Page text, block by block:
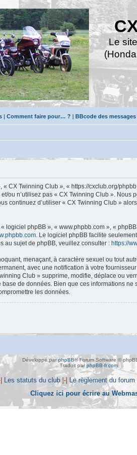
Le
| Comment faire pour… ? | BBcode des messages
CX Twinning Club », « https://cxclub.org/
ou n’utilisez pas « CX Twinning Club ».
continuez d’utiliser « CX Twinning Club »
phpBB », « www.phpbb.com », «
. Le logiciel phpBB facilite
au sujet de phpBB, veuillez consulter : https://
menaçant, à caractère sexuel ou tout
avec une notification à votre
Club » supprime, modifie, déplace ou
de données. Bien que ces informations
les données.
Développé parphpBB® Forum Software ©
Traduit par phpBB-fr.com
Les statuts du club |-| Le règlement du forum
Cliquez ici pour écrire au